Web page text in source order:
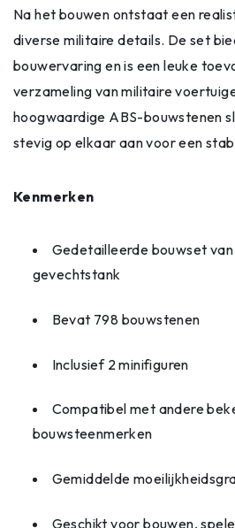
Na het bouwen ontstaat een
diverse militaire details. De set
bouwervaring en is een leuke
verzameling van militaire
hoogwaardige ABS-bouwstenen
stevig op elkaar aan voor een
Kenmerken
Gedetailleerde bouwset
gevechtstank
Bevat 798 bouwstenen
Inclusief 2 minifiguren
Compatibel met andere
bouwsteenmerken
Gemiddelde
Geschikt voor bouwen,